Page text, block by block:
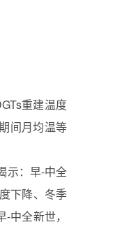
重建温度
间月均温等
示：早-中全
下降、冬季
中全新世，